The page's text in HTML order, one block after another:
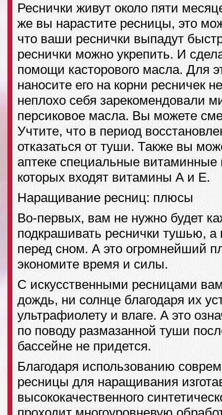
Реснички живут около пяти
же вы нарастите ресницы, это
что ваши реснички выпадут
реснички можно укрепить. И
помощи касторового масла. Для
наносите его на корни ресничек
неплохо себя зарекомендовали
персиковое масла. Вы можете
Учтите, что в период
отказаться от туши. Также вы
аптеке специальные витаминные
которых входят витамины А и Е.
Наращивание ресниц: плюсы
Во-первых, вам не нужно будет
подкрашивать реснички тушью, а
перед сном. А это огромнейший
экономите время и силы.
С искусственными ресницами
дождь, ни солнце благодаря их
ультрафиолету и влаге. А это
по поводу размазанной туши
бассейне не придется.
Благодаря использованию
ресницы для наращивания
высококачественного